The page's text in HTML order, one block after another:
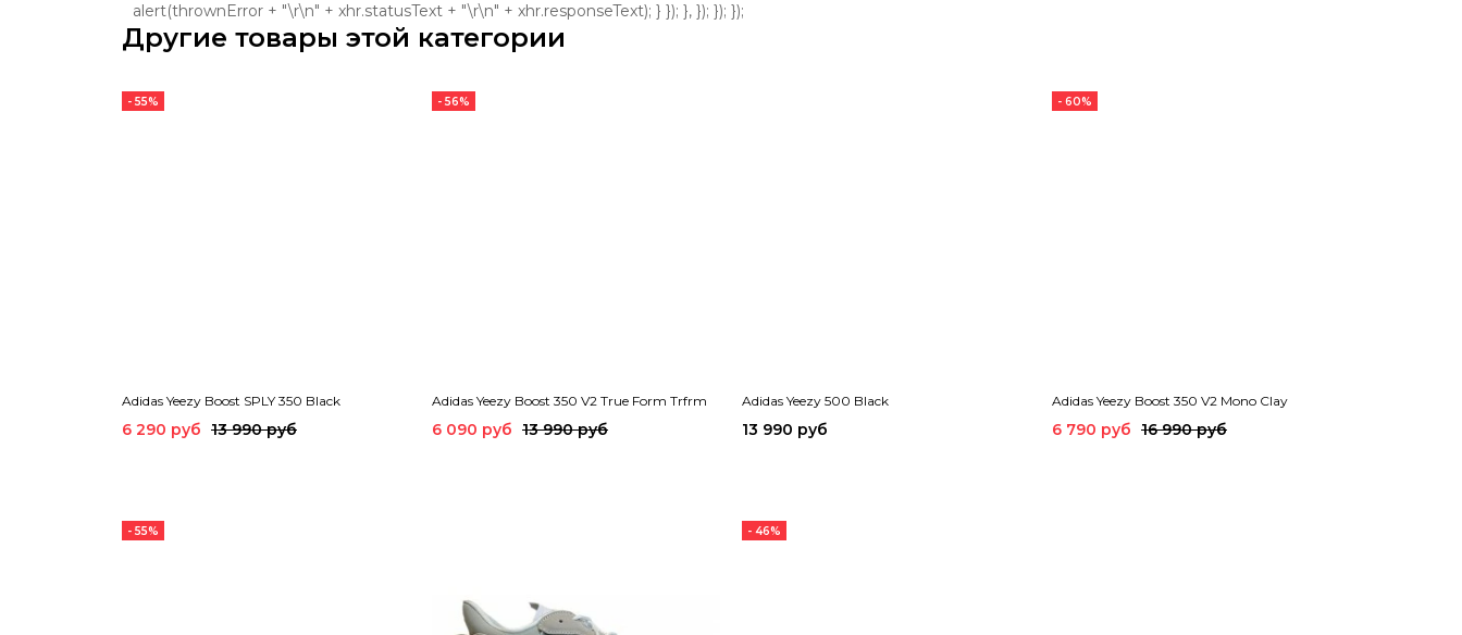
alert(thrownError + "\r\n" + xhr.statusText + "\r\n" + xhr.responseText); } }); }, }); }); });
Другие товары этой категории
- 55%
Adidas Yeezy Boost SPLY 350 Black
6 290 руб 13 990 руб
- 56%
Adidas Yeezy Boost 350 V2 True Form Trfrm
6 090 руб 13 990 руб
Adidas Yeezy 500 Black
13 990 руб
- 60%
Adidas Yeezy Boost 350 V2 Mono Clay
6 790 руб 16 990 руб
- 55% - 46%